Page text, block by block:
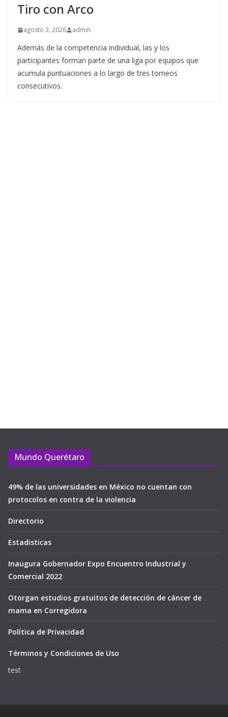
Tiro con Arco
agosto 3, 2026 admin
Además de la competencia individual, las y los
participantes forman parte de una liga por equipos que
acumula puntuaciones a lo largo de tres torneos
consecutivos.
Mundo Querétaro
49% de las universidades en México no cuentan con
protocolos en contra de la violencia
Directorio
Estadisticas
Inaugura Gobernador Expo Encuentro Industrial y
Comercial 2022
Otorgan estudios gratuitos de detección de cáncer de
mama en Corregidora
Política de Privacidad
Términos y Condiciones de Uso
test